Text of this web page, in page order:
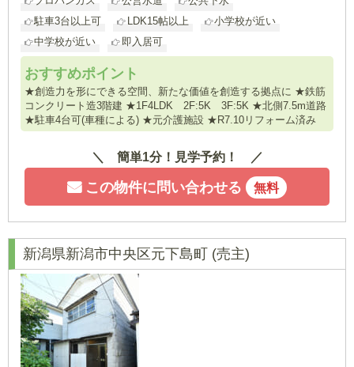
駐車3台以上可
LDK15帖以上
小学校が近い
中学校が近い
即入居可
おすすめポイント
★創造力を形にできる空間、新たな価値を創造する拠点に ★鉄筋
コンクリート造3階建 ★1F4LDK 2F:5K 3F:5K ★北側7.5m道路
★駐車4台可(車種による) ★元介護施設 ★R7.10リフォーム済み
簡単1分！見学予約！
この物件に問い合わせる 無料
新潟県新潟市中央区元下島町 (売主)